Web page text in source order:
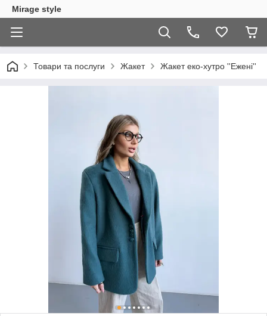
Mirage style
Товари та послуги Жакет Жакет еко-хутро ''Ежені''